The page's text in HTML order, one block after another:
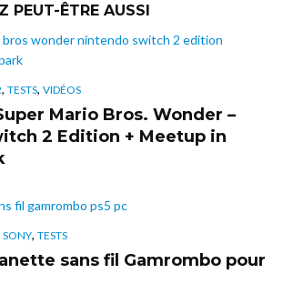
PEUT-ÊTRE AUSSI
, TESTS, VIDÉOS
Mario Bros. Wonder –
2 Edition + Meetup in
SONY, TESTS
sans fil Gamrombo pour